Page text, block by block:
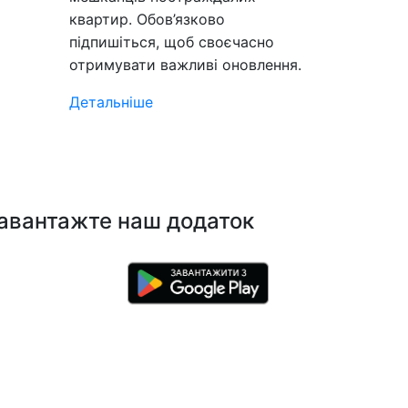
квартир. Обов’язково
підпишіться, щоб своєчасно
отримувати важливі оновлення.
Детальніше
наш додаток